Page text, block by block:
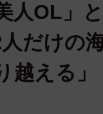
人OL」
だけの
える」